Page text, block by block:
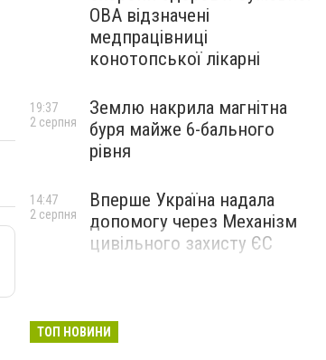
ОВА відзначені
медпрацівниці
конотопської лікарні
Землю накрила магнітна
буря майже 6-бального
рівня
19:37
2 серпня
Вперше Україна надала
допомогу через Механізм
цивільного захисту ЄС
14:47
2 серпня
ТОП НОВИНИ